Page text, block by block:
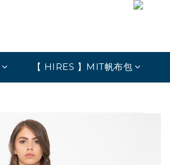
【 HIRES 】MIT帆布包